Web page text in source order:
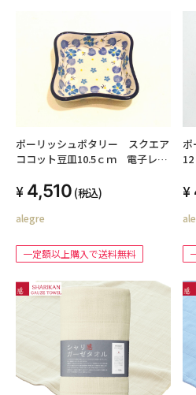
ポーリッシュポタリー スクエア
ココット豆皿10.5ｃｍ 電子レン
4,510 (税込)
alegre
一定額以上購入で送料無料